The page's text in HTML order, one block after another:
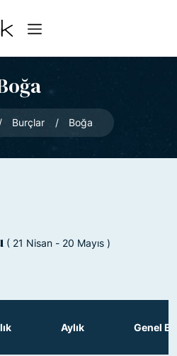
Burçlar Boğa
( 21 Nisan - 20 Mayıs )
Aylık Genel